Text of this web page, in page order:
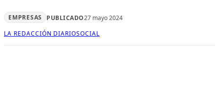
EMPRESAS PUBLICADO27 mayo 2024
LA REDACCIÓN DIARIOSOCIAL